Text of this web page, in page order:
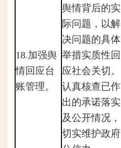
18.加强舆
情回应台
账管理。
舆情背后的实
际问题，以解
决问题的具体
举措实质性回
应社会关切。
认真核查已作
出的承诺落实
及公开情况，
切实维护政府